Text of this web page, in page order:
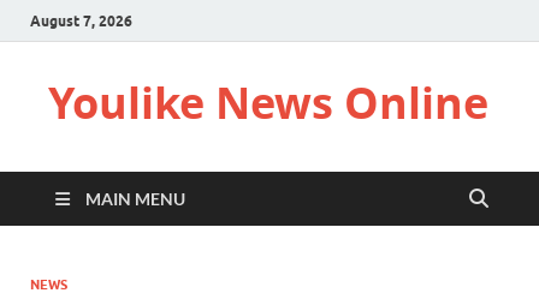
August 7, 2026
Youlike News Online
MAIN MENU
NEWS